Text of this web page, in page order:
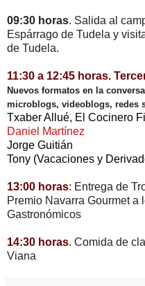
09:30 horas. Salida al
Espárrago de Tudela y
de Tudela.
11:30 a 12:45 horas.
Nuevos formatos en la
microblogs, videoblogs, redes
Txaber Allué, El Cocinero
Daniel Martínez
Jorge Guitián
Tony (Vacaciones y
13:00 horas: Entrega de
Premio Navarra Gourmet a
Gastronómicos
14:30 horas. Comida de
Viana